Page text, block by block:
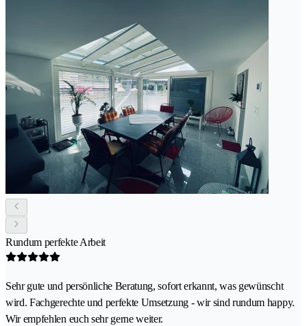
Rundum perfekte Arbeit
Sehr gute und persönliche Beratung, sofort erkannt, was gewünscht
wird. Fachgerechte und perfekte Umsetzung - wir sind rundum happy.
Wir empfehlen euch sehr gerne weiter.